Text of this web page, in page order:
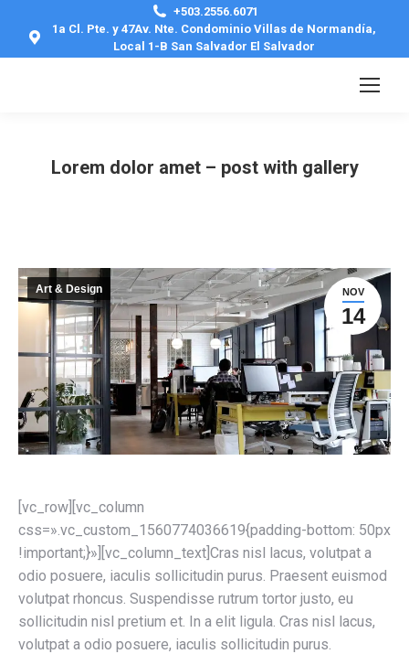
+503.2556.6071
1a Cl. Pte. y 47Av. Nte. Condominio Villas de Normandía,
Local 1-B San Salvador El Salvador
Lorem dolor amet – post with gallery
NOV
14
Art & Design
[vc_row][vc_column
css=».vc_custom_1560774036619{padding-bottom: 50px
!important;}»][vc_column_text]Cras nisl lacus, volutpat a
odio posuere, iaculis sollicitudin purus. Praesent euismod
volutpat rhoncus. Suspendisse rutrum tortor justo, eu
sollicitudin nisl pretium et. In a elit ligula. Cras nisl lacus,
volutpat a odio posuere, iaculis sollicitudin purus.